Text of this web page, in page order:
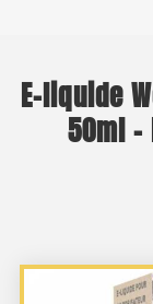
E-liquide
50ml